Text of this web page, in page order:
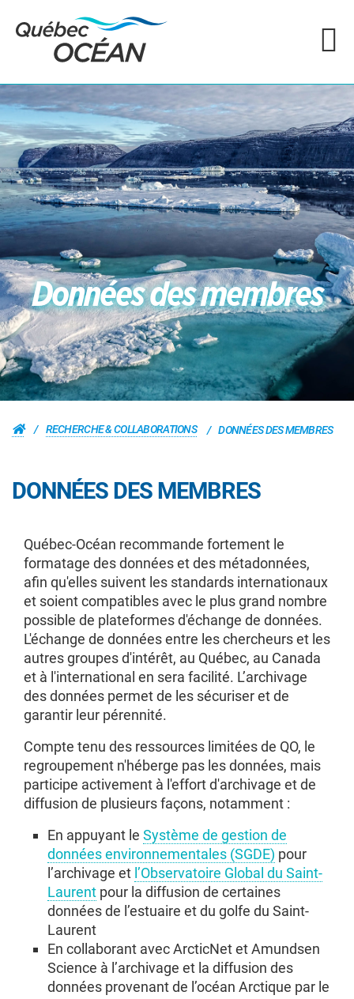
Données des membres
RECHERCHE & COLLABORATIONS DONNÉES DES MEMBRES
DONNÉES DES MEMBRES
Québec-Océan recommande fortement le
formatage des données et des métadonnées,
afin qu'elles suivent les standards internationaux
et soient compatibles avec le plus grand nombre
possible de plateformes d'échange de données.
L'échange de données entre les chercheurs et les
autres groupes d'intérêt, au Québec, au Canada
et à l'international en sera facilité. L’archivage
des données permet de les sécuriser et de
garantir leur pérennité.
Compte tenu des ressources limitées de QO, le
regroupement n'héberge pas les données, mais
participe activement à l'effort d'archivage et de
diffusion de plusieurs façons, notamment :
En appuyant le Système de gestion de
données environnementales (SGDE) pour
l’archivage et l’Observatoire Global du Saint-
Laurent pour la diffusion de certaines
données de l’estuaire et du golfe du Saint-
Laurent
En collaborant avec ArcticNet et Amundsen
Science à l’archivage et la diffusion des
données provenant de l’océan Arctique par le